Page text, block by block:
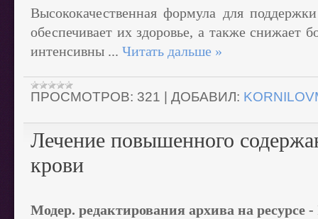
Высококачественная формула для
обеспечивает их здоровье, а также снижает
интенсивны ... Читать дальше »
ПРОСМОТРОВ: 321 ДОБАВИЛ:
Лечение повышенного
крови
Модер. редактирования архива на ресурсе -